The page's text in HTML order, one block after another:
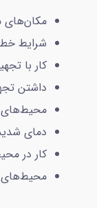
مکان‌های
شرایط
کار با
داشتن
محیط‌های
دمای
کار در
محیط‌های